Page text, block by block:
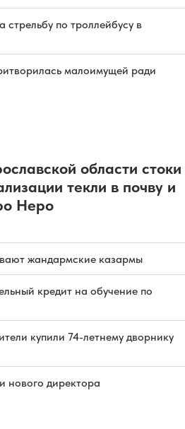
стрельбу по троллейбусу в
малоимущей ради
области стоки
текли в почву и
Неро
жандармские казармы
кредит на обучение по
купили 74-летнему дворнику
нового директора